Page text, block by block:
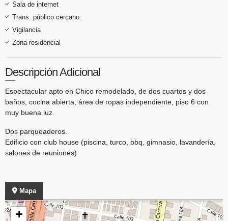
Sala de internet
Trans. público cercano
Vigilancia
Zona residencial
Descripción Adicional
Espectacular apto en Chico remodelado, de dos cuartos y dos
baños, cocina abierta, área de ropas independiente, piso 6 con
muy buena luz.
Dos parqueaderos.
Edificio con club house (piscina, turco, bbq, gimnasio, lavandería,
salones de reuniones)
Mapa
+